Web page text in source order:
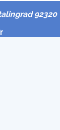
92320